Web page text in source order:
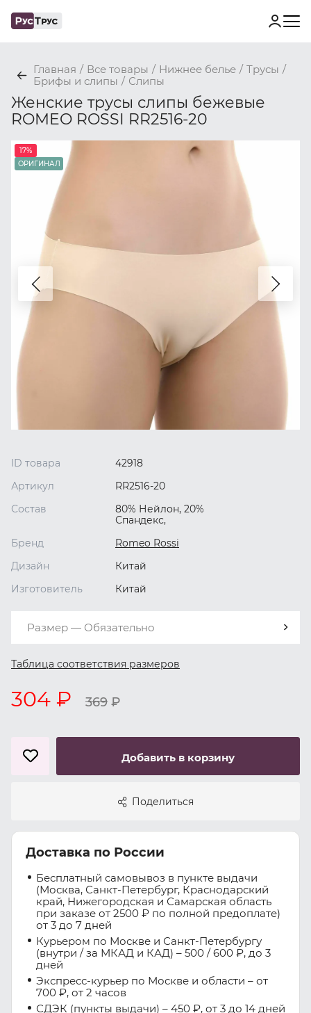
Главная / Все товары / Нижнее белье / Трусы /
Брифы и слипы / Слипы
Женские трусы слипы бежевые
ROMEO ROSSI RR2516-20
17%
ОРИГИНАЛ
ID товара
42918
Артикул
RR2516-20
Состав
80% Нейлон, 20%
Спандекс,
Бренд
Romeo Rossi
Дизайн
Китай
Изготовитель
Китай
Размер — Обязательно
Таблица соответствия размеров
304 ₽ 369 ₽
Добавить в корзину
Поделиться
Доставка по России
Бесплатный самовывоз в пункте выдачи
(Москва, Санкт-Петербург, Краснодарский
край, Нижегородская и Самарская область
при заказе от 2500 ₽ по полной предоплате)
от 3 до 7 дней
Курьером по Москве и Санкт-Петербургу
(внутри / за МКАД и КАД) – 500 / 600 ₽, до 3
дней
Экспресс-курьер по Москве и области – от
700 ₽, от 2 часов
СДЭК (пункты выдачи) – 450 ₽, от 3 до 14 дней